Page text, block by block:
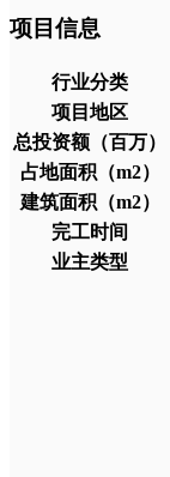
项目信息
行业分类
项目地区
总投资额（百万）
占地面积（m2）
建筑面积（m2）
完工时间
业主类型